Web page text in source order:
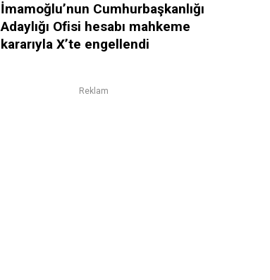
İmamoğlu’nun Cumhurbaşkanlığı
Adaylığı Ofisi hesabı mahkeme
kararıyla X’te engellendi
Reklam